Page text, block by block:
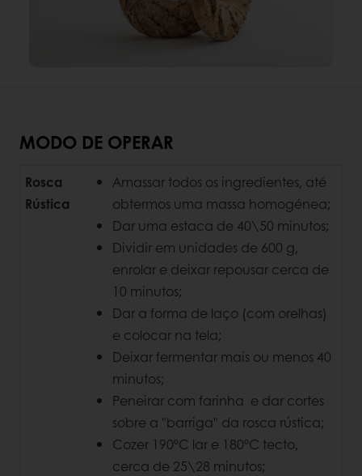
MODO DE OPERAR
Rosca
Rústica
Amassar todos os ingredientes, até
obtermos uma massa homogénea;
Dar uma estaca de 40\50 minutos;
Dividir em unidades de 600 g,
enrolar e deixar repousar cerca de
10 minutos;
Dar a forma de laço (com orelhas)
e colocar na tela;
Deixar fermentar mais ou menos 40
minutos;
Peneirar com farinha e dar cortes
sobre a "barriga" da rosca rústica;
Cozer 190ºC lar e 180ºC tecto,
cerca de 25\28 minutos;